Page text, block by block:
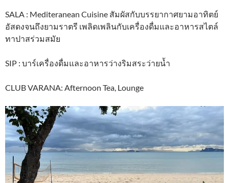
SALA : Mediteranean Cuisine สัมผัสกับบรรยากาศยามอาทิตย์
อัสดงจนถึงยามราตรี เพลิดเพลินกับเครื่องดื่มและอาหารสไตล์
ทาปาสร่วมสมัย
SIP : บาร์เครื่องดื่มและอาหารว่างริมสระว่ายน้ำ
CLUB VARANA: Afternoon Tea, Lounge